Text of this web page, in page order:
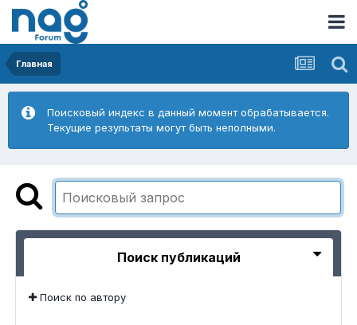
Главная
Поисковый индекс в данный момент обрабатывается.
Текущие результаты могут быть неполными.
Поиск публикаций
Поиск по автору